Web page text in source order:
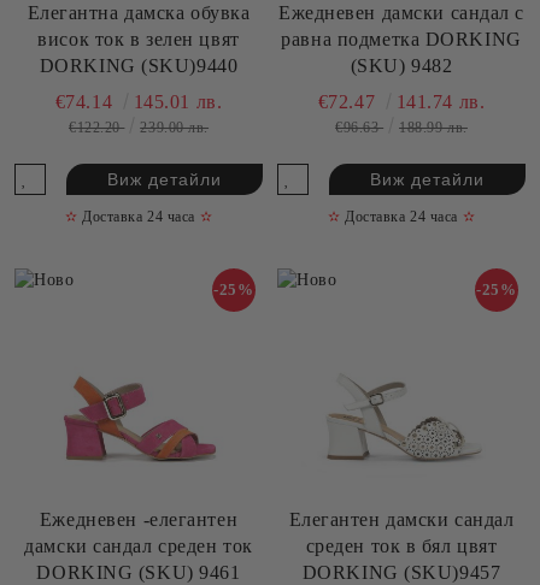
Елегантна дамска обувка
висок ток в зелен цвят
DORKING (SKU)9440
€74.14 145.01 лв.
€122.20 239.00 лв.
Виж детайли
✫ Доставка 24 часа ✫
Ежедневен дамски сандал с
равна подметка DORKING
(SKU) 9482
€72.47 141.74 лв.
€96.63 188.99 лв.
Виж детайли
✫ Доставка 24 часа ✫
Ежедневен -елегантен
дамски сандал среден ток
DORKING (SKU) 9461
-25%
Елегантен дамски сандал
среден ток в бял цвят
DORKING (SKU)9457
-25%